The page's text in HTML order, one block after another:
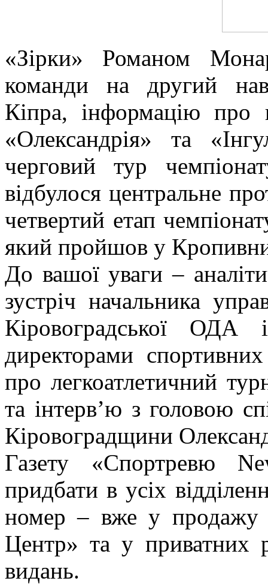
«Зірки» Романом
команди на другий
Кіпра, інформацію про
«Олександрія» та
черговий тур
відбулося центральне
четвертий етап
який пройшов у
До вашої уваги –
зустріч начальника
Кіровоградської ОДА
директорами
про легкоатлетичний
та інтерв’ю з головою
Кіровоградщини
Газету «Спортревю
придбати в усіх
номер – вже у продажу
Центр» та у приватних
видань.